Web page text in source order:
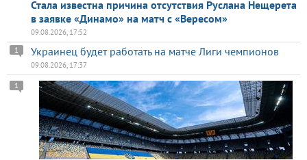
Стала известна причина отсутствия Руслана Нещерета
в заявке «Динамо» на матч с «Вересом»
09.08.2026, 17:52
Украинец будет работать на матче Лиги чемпионов
1
09.08.2026, 17:37
1